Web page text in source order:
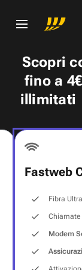
Scopri
fino a 4€
illimitati
Fastweb
Fibra
Modem